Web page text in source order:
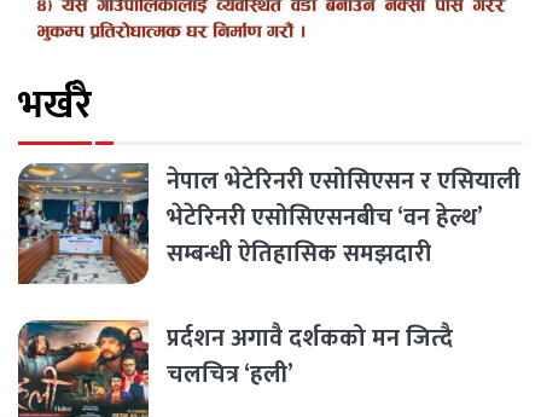
भर्खरै
नेपाल भेटेरिनरी एसोसिएसन र एसियाली
भेटेरिनरी एसोसिएसनबीच ‘वन हेल्थ’
सम्बन्धी ऐतिहासिक समझदारी
प्रर्दशन अगावै दर्शकको मन जित्दै
चलचित्र ‘हली’